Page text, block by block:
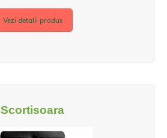
Vezi detalii produs
Scortisoara